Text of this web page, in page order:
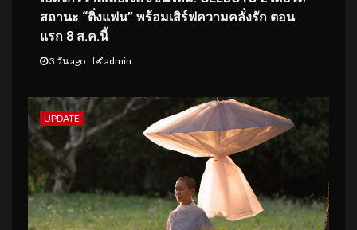
สถานะ “ติ่งแฟน” พร้อมเสิร์ฟความคลั่งรัก ตอน
แรก 8 ส.ค.นี้
3 วัน ago admin
UPDATE